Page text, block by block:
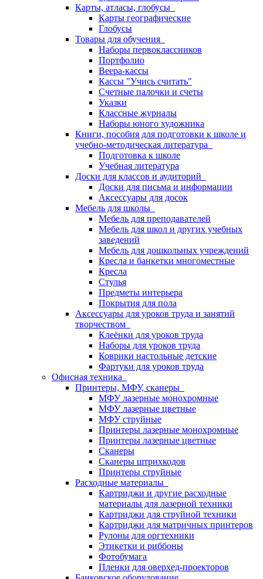
Карты, атласы, глобусы
Карты географические
Глобусы
Товары для обучения
Наборы первоклассников
Портфолио
Веера-кассы
Кассы "Учись считать"
Счетные палочки и счеты
Указки
Классные журналы
Наборы юного художника
Книги, пособия для подготовки к школе и
учебно-методическая литература
Подготовка к школе
Учебная литература
Доски для классов и аудиторий
Доски для письма и информации
Аксессуары для досок
Мебель для школы
Мебель для преподавателей
Мебель для школ и других учебных
заведений
Мебель для дошкольных учреждений
Кресла и банкетки многоместные
Кресла
Стулья
Предметы интерьера
Покрытия для пола
Аксессуары для уроков труда и занятий
творчеством
Клеёнки для уроков труда
Наборы для уроков труда
Коврики настольные детские
Фартуки для уроков труда
Офисная техника
Принтеры, МФУ, сканеры
МФУ лазерные монохромные
МФУ лазерные цветные
МФУ струйные
Принтеры лазерные монохромные
Принтеры лазерные цветные
Сканеры
Сканеры штрихкодов
Принтеры струйные
Расходные материалы
Картриджи и другие расходные
материалы для лазерной техники
Картриджи для струйной техники
Картриджи для матричных принтеров
Рулоны для оргтехники
Этикетки и риббоны
Фотобумага
Пленки для оверхед-проекторов